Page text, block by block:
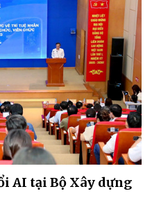
AI tại Bộ Xây dựng